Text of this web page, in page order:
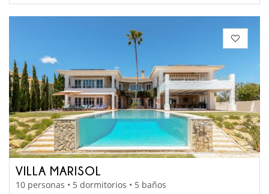
VILLA MARISOL
10 personas • 5 dormitorios • 5 baños